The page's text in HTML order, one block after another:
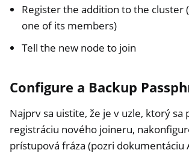
Register the addition to the cluster
one of its members)
Tell the new node to join
Configure a Backup
Najprv sa uistite, že je v uzle, ktorý sa
registráciu nového joineru,
prístupová fráza (pozri dokumentáciu